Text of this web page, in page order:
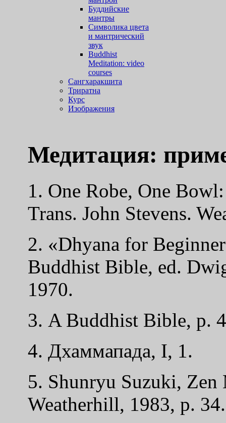
Буддийские
мантры
Символика цвета
и мантрический
звук
Buddhist
Meditation: video
courses
Сангхаракшита
Триратна
Курс
Изображения
Медитация:
1. One Robe, One
Trans. John Stevens.
2. «Dhyana for
Buddhist Bible, ed.
1970.
3. A Buddhist Bible, p.
4. Дхаммапада, I, 1.
5. Shunryu Suzuki,
Weatherhill, 1983, p. 34.